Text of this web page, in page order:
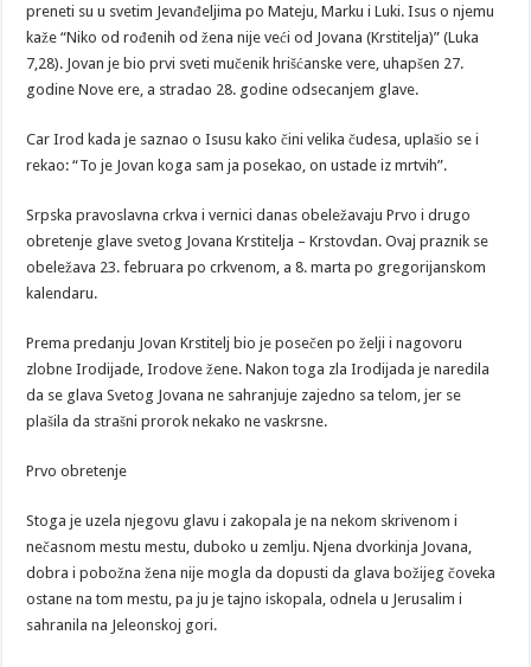
preneti su u svetim Jevanđeljima po Mateju, Marku i Luki. Isus o njemu
kaže “Niko od rođenih od žena nije veći od Jovana (Krstitelja)” (Luka
7,28). Jovan je bio prvi sveti mučenik hrišćanske vere, uhapšen 27.
godine Nove ere, a stradao 28. godine odsecanjem glave.
Car Irod kada je saznao o Isusu kako čini velika čudesa, uplašio se i
rekao: “To je Jovan koga sam ja posekao, on ustade iz mrtvih”.
Srpska pravoslavna crkva i vernici danas obeležavaju Prvo i drugo
obretenje glave svetog Jovana Krstitelja – Krstovdan. Ovaj praznik se
obeležava 23. februara po crkvenom, a 8. marta po gregorijanskom
kalendaru.
Prema predanju Jovan Krstitelj bio je posečen po želji i nagovoru
zlobne Irodijade, Irodove žene. Nakon toga zla Irodijada je naredila
da se glava Svetog Jovana ne sahranjuje zajedno sa telom, jer se
plašila da strašni prorok nekako ne vaskrsne.
Prvo obretenje
Stoga je uzela njegovu glavu i zakopala je na nekom skrivenom i
nečasnom mestu mestu, duboko u zemlju. Njena dvorkinja Jovana,
dobra i pobožna žena nije mogla da dopusti da glava božijeg čoveka
ostane na tom mestu, pa ju je tajno iskopala, odnela u Jerusalim i
sahranila na Jeleonskoj gori.